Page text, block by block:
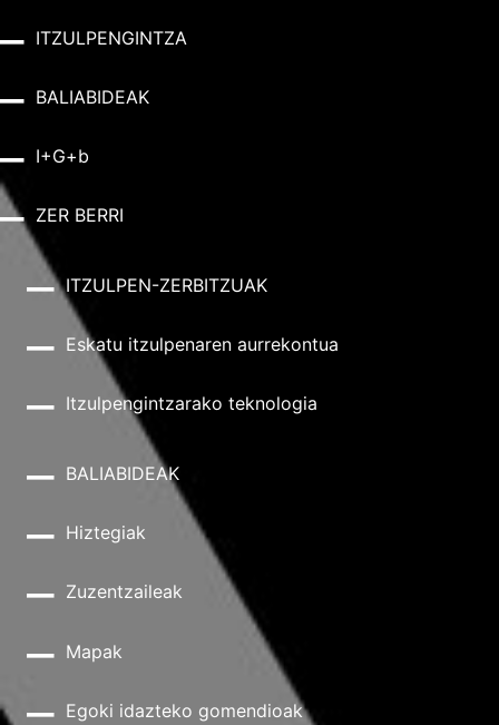
ITZULPENGINTZA
BALIABIDEAK
I+G+b
ZER BERRI
ITZULPEN-ZERBITZUAK
Eskatu itzulpenaren aurrekontua
Itzulpengintzarako teknologia
BALIABIDEAK
Hiztegiak
Zuzentzaileak
Mapak
Egoki idazteko gomendioak